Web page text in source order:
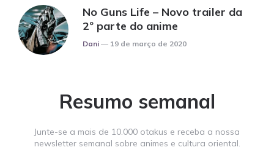
No Guns Life – Novo trailer da
2º parte do anime
Posted
Dani 19 de março de 2020
Resumo semanal
Junte-se a mais de 10.000 otakus e receba a nossa
newsletter semanal sobre animes e cultura oriental.